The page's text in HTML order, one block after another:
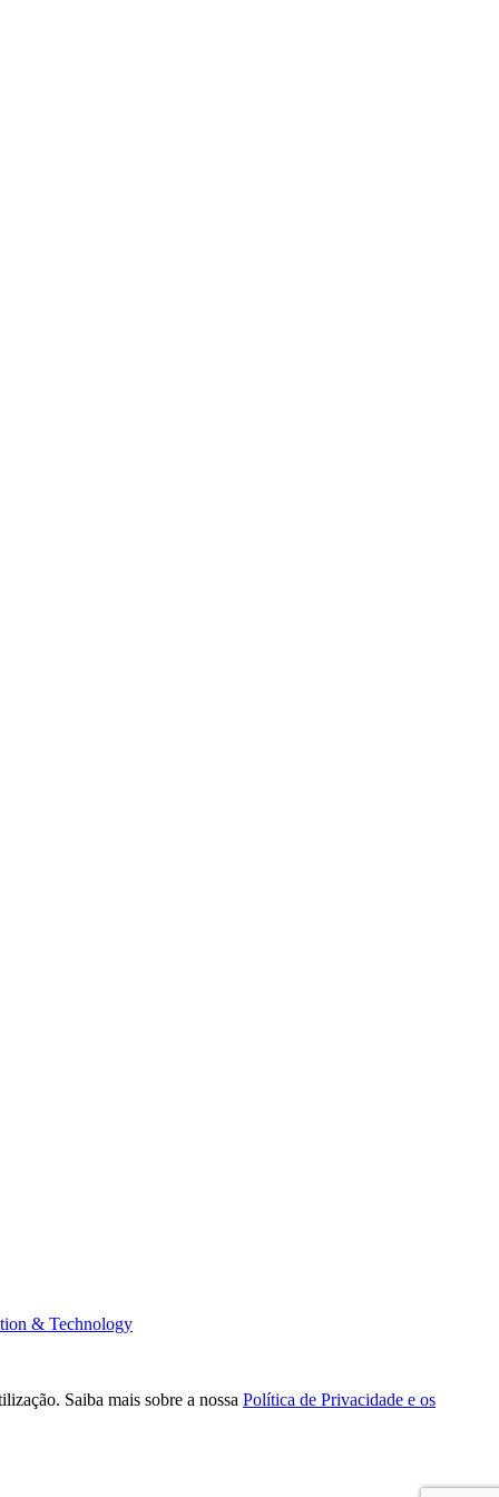
& Technology
Saiba mais sobre a nossa Política de Privacidade e os